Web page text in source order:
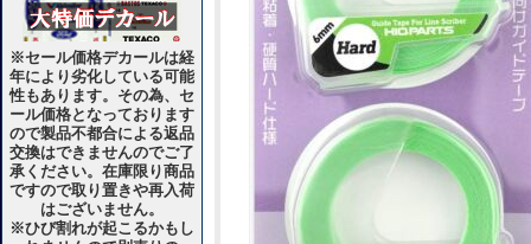
※セール価格デカールは経
年により劣化している可能
性もあります。その為、セ
ール価格となっております
ので製品不都合による返品
交換はできませんのでご了
承ください。在庫限り商品
ですので取り置きや再入荷
はございません。
※ひび割れが起こるかもし